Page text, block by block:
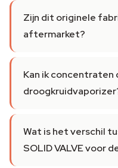
Zijn dit originele
aftermarket?
Kan ik concentraten
Wat is het verschil
SOLID VALVE voor